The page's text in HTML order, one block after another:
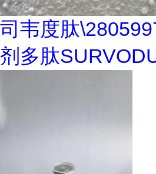
司韦度肽
剂多肽